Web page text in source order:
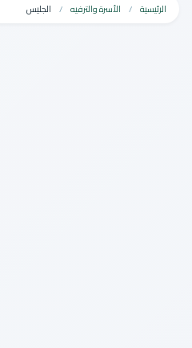
الرئيسية الأسرة والترفيه الجليس